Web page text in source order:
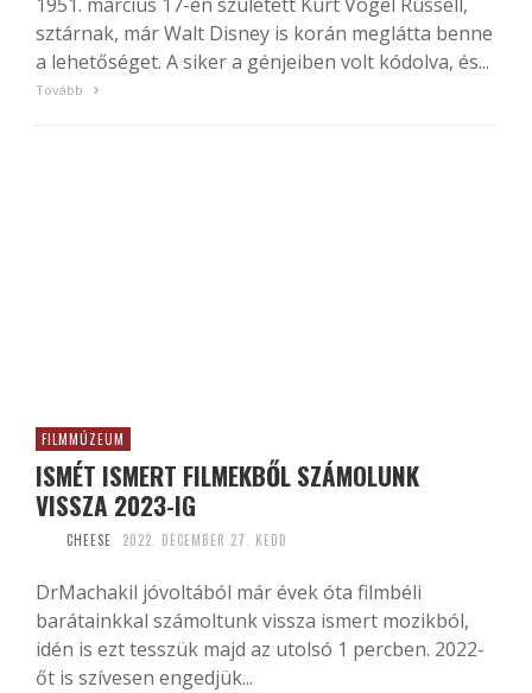
sztárnak, már Walt Disney is korán meglátta benne
a lehetőséget. A siker a génjeiben volt kódolva, és...
Tovább
FILMMÚZEUM
ISMÉT ISMERT FILMEKBŐL SZÁMOLUNK
VISSZA 2023-IG
CHEESE 2022. DECEMBER 27. KEDD
DrMachakil jóvoltából már évek óta filmbéli
barátainkkal számoltunk vissza ismert mozikból,
idén is ezt tesszük majd az utolsó 1 percben. 2022-
őt is szívesen engedjük...